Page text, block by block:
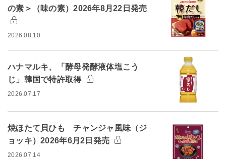
の素＞（味の素）2026年8月22日発売
2026.08.10
ハナマルキ、「酵母発酵液体塩こう
じ」韓国で特許取得
2026.07.17
焼ほたて貝ひも チャンジャ風味（ジ
ョッキ）2026年6月2日発売
2026.07.14